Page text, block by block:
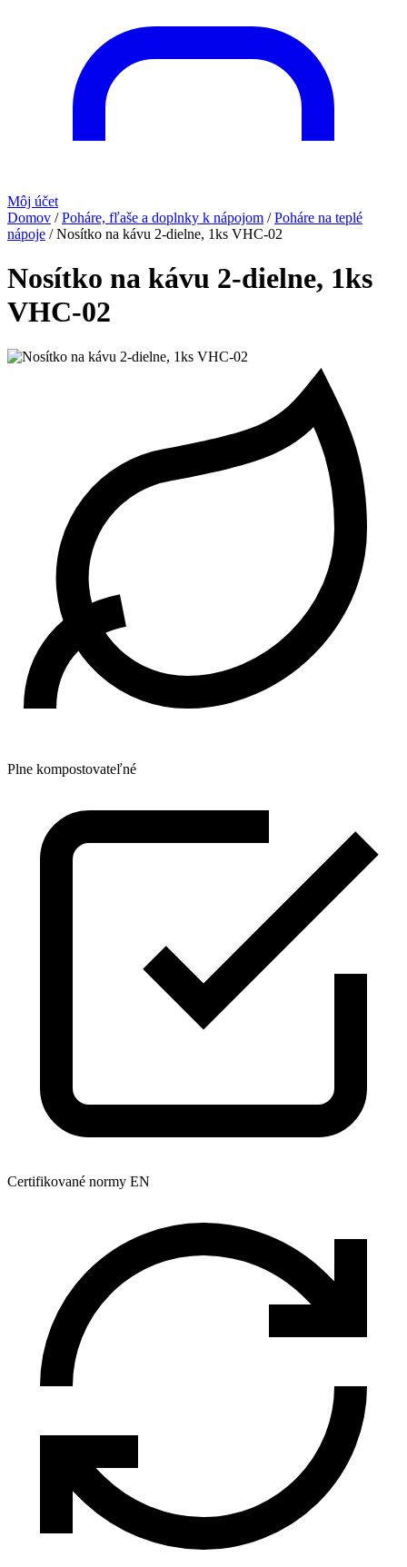
Môj účet
Domov /Poháre, fľaše a doplnky k nápojom /Poháre na teplé
nápoje /Nosítko na kávu 2-dielne, 1ks VHC-02
Nosítko na kávu 2-dielne, 1ks
VHC-02
Plne kompostovateľné
Certifikované normy EN